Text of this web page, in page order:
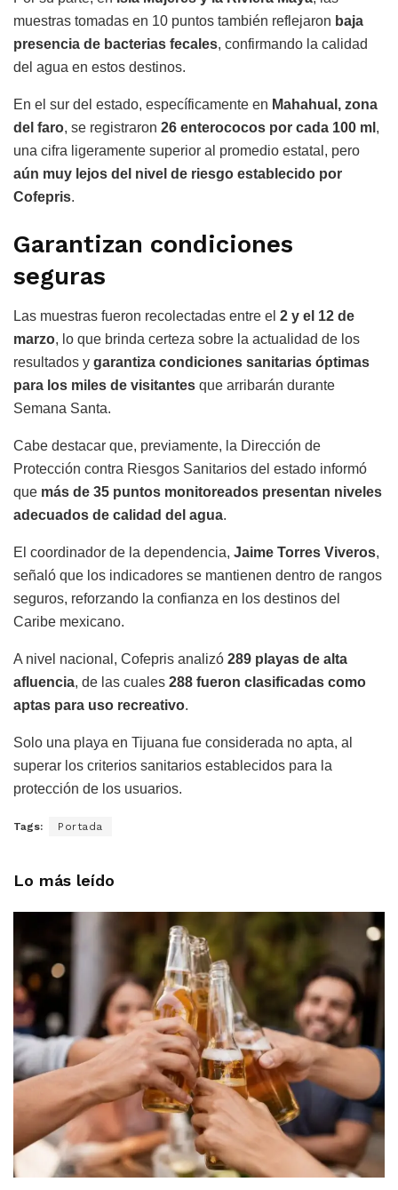
muestras tomadas en 10 puntos también reflejaron baja
presencia de bacterias fecales, confirmando la calidad
del agua en estos destinos.
En el sur del estado, específicamente en Mahahual, zona
del faro, se registraron 26 enterococos por cada 100 ml ,
una cifra ligeramente superior al promedio estatal, pero
aún muy lejos del nivel de riesgo establecido por
Cofepris.
Garantizan condiciones
seguras
Las muestras fueron recolectadas entre el 2 y el 12 de
marzo, lo que brinda certeza sobre la actualidad de los
resultados y garantiza condiciones sanitarias óptimas
para los miles de visitantes que arribarán durante
Semana Santa.
Cabe destacar que, previamente, la Dirección de
Protección contra Riesgos Sanitarios del estado informó
que más de 35 puntos monitoreados presentan niveles
adecuados de calidad del agua.
El coordinador de la dependencia, Jaime Torres Viveros,
señaló que los indicadores se mantienen dentro de rangos
seguros, reforzando la confianza en los destinos del
Caribe mexicano.
A nivel nacional, Cofepris analizó 289 playas de alta
afluencia, de las cuales 288 fueron clasificadas como
aptas para uso recreativo.
Solo una playa en Tijuana fue considerada no apta, al
superar los criterios sanitarios establecidos para la
protección de los usuarios.
Tags: Portada
Lo más leído